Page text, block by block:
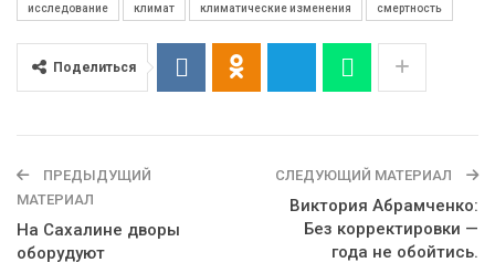
исследование климат климатические изменения смертность
Поделиться
ПРЕДЫДУЩИЙ
МАТЕРИАЛ
На Сахалине дворы
оборудуют
СЛЕДУЮЩИЙ МАТЕРИАЛ
Виктория Абрамченко:
Без корректировки —
года не обойтись.